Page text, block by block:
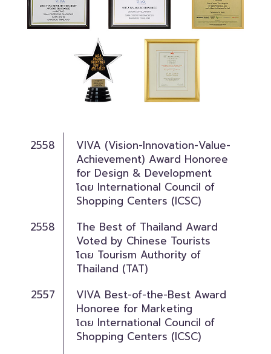
2558
VIVA (Vision-Innovation-Value-
Achievement) Award Honoree
for Design & Development
โดย International Council of
Shopping Centers (ICSC)
2558
The Best of Thailand Award
Voted by Chinese Tourists
โดย Tourism Authority of
Thailand (TAT)
2557
VIVA Best-of-the-Best Award
Honoree for Marketing
โดย International Council of
Shopping Centers (ICSC)